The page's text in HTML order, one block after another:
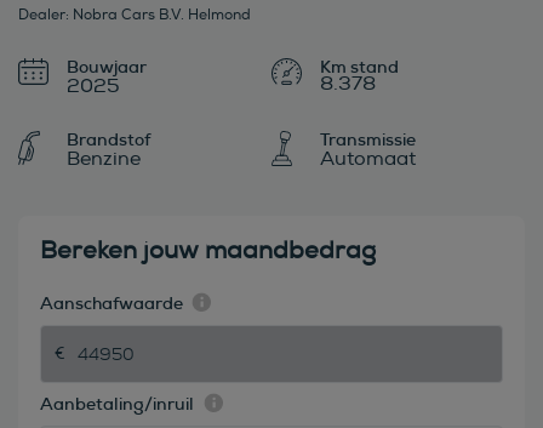
Dealer: Nobra Cars B.V. Helmond
Bouwjaar
2025 8.378
Brandstof
Benzine
Transmissie
Automaat
Bereken jouw maandbedrag
Aanschafwaarde
Aanbetaling/inruil